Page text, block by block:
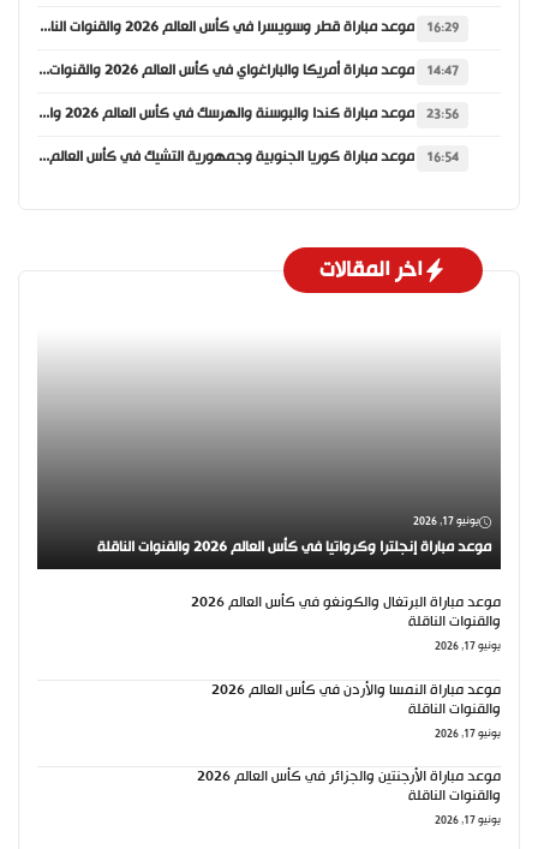
16:29 موعد مباراة قطر وسويسرا في كأس العالم 2026 والقنوات الناقلة
14:47 موعد مباراة أمريكا والباراغواي في كأس العالم 2026 والقنوات الناقلة
23:56 موعد مباراة كندا والبوسنة والهرسك في كأس العالم 2026 والقنوات الناقلة
16:54 موعد مباراة كوريا الجنوبية وجمهورية التشيك في كأس العالم 2026 والقنوات الناقلة
اخر المقالات
يونيو 17, 2026
موعد مباراة إنجلترا وكرواتيا في كأس العالم 2026 والقنوات الناقلة
موعد مباراة البرتغال والكونغو في كأس العالم 2026
والقنوات الناقلة
يونيو 17, 2026
موعد مباراة النمسا والأردن في كأس العالم 2026
والقنوات الناقلة
يونيو 17, 2026
موعد مباراة الأرجنتين والجزائر في كأس العالم 2026
والقنوات الناقلة
يونيو 17, 2026